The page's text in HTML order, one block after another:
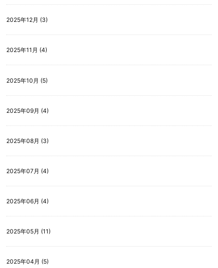
2025年12月 (3)
2025年11月 (4)
2025年10月 (5)
2025年09月 (4)
2025年08月 (3)
2025年07月 (4)
2025年06月 (4)
2025年05月 (11)
2025年04月 (5)